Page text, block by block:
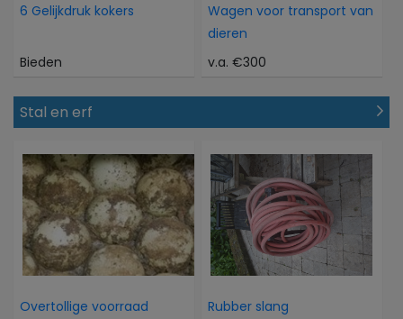
6 Gelijkdruk kokers
Bieden
Wagen voor transport van
dieren
v.a. €300
Stal en erf
Overtollige voorraad
Rubber slang